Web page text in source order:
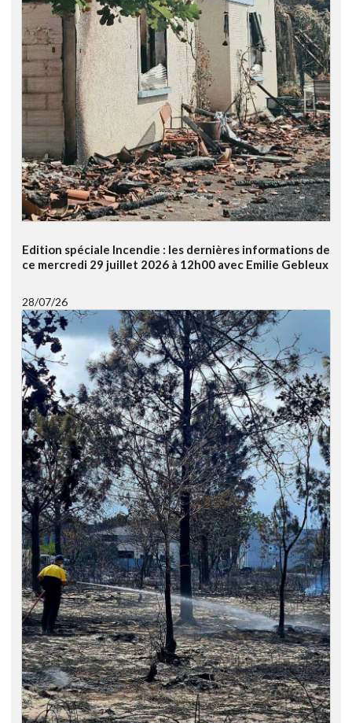
Edition spéciale Incendie : les dernières informations de
ce mercredi 29 juillet 2026 à 12h00 avec Emilie Gebleux
28/07/26